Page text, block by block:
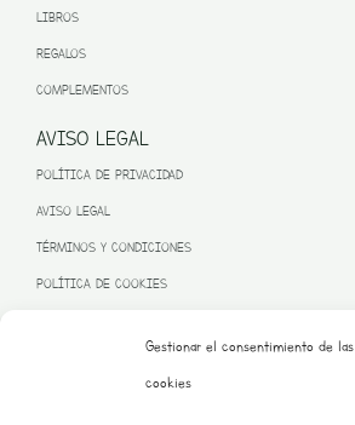
Gestionar el consentimiento de las
cookies
LIBROS
REGALOS
COMPLEMENTOS
AVISO LEGAL
POLÍTICA DE PRIVACIDAD
AVISO LEGAL
TÉRMINOS Y CONDICIONES
POLÍTICA DE COOKIES